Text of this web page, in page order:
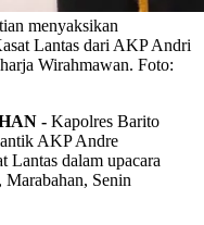
menyaksikan
Lantas dari AKP Andri
Wirahmawan. Foto:
- Kapolres Barito
AKP Andre
Lantas dalam upacara
Marabahan, Senin